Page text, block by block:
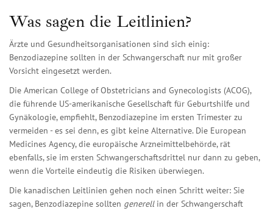
Was sagen die Leitlinien?
Ärzte und Gesundheitsorganisationen sind sich einig:
Benzodiazepine sollten in der Schwangerschaft nur mit großer
Vorsicht eingesetzt werden.
Die American College of Obstetricians and Gynecologists (ACOG),
die führende US-amerikanische Gesellschaft für Geburtshilfe und
Gynäkologie, empfiehlt, Benzodiazepine im ersten Trimester zu
vermeiden - es sei denn, es gibt keine Alternative. Die European
Medicines Agency,die europäische Arzneimittelbehörde, rät
ebenfalls, sie im ersten Schwangerschaftsdrittel nur dann zu geben,
wenn die Vorteile eindeutig die Risiken überwiegen.
Die kanadischen Leitlinien gehen noch einen Schritt weiter: Sie
sagen, Benzodiazepine sollten generellin der Schwangerschaft